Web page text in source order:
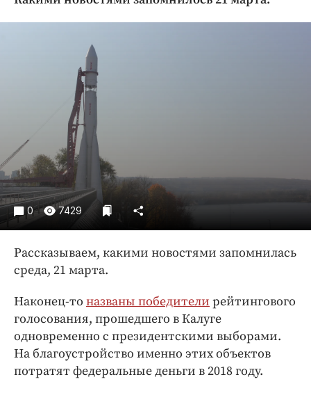
Недвижимость и ЖКХ
Образование
Общество
Погода
Праздники
Происшествия
Спорт
Экономика и бизнес
ПРОЕКТЫ
Блоги
Издания
Интересное чтиво
Клиника года
Бренд года
Работодатель года
0 7429
Рассказываем, какими новостями запомнилась
среда, 21 марта.
Наконец-то названы победители рейтингового
голосования, прошедшего в Калуге
одновременно с президентскими выборами.
На благоустройство именно этих объектов
потратят федеральные деньги в 2018 году.